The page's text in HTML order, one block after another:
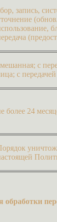
запись,
с
с
более 24
обработки